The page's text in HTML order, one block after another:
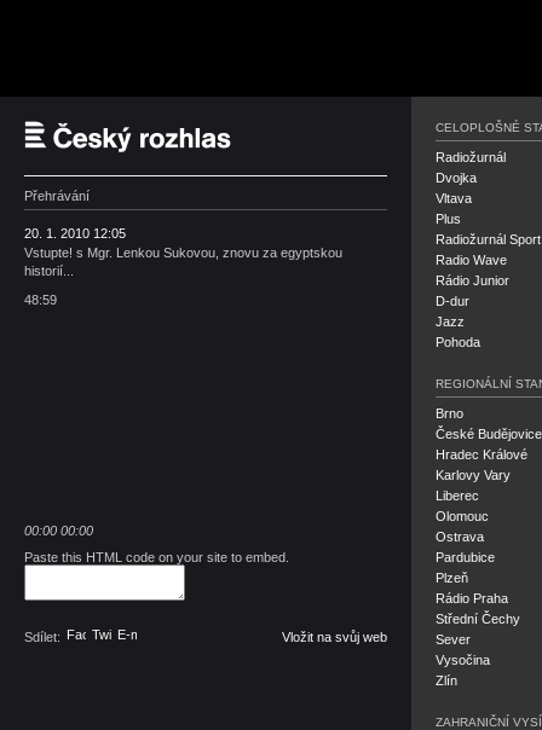
Přehrávání
20. 1. 2010 12:05
Vstupte! s Mgr. Lenkou Sukovou, znovu za egyptskou
historií...
48:59
00:00 00:00
Paste this HTML code on your site to embed.
Sdílet: Facebook
TwitterE-mail Vložit na svůj web
CELOPLOŠNÉ
Radiožurnál
Dvojka
Vltava
Plus
Radiožurnál Sport
Radio Wave
Rádio Junior
D-dur
Jazz
Pohoda
REGIONÁLNÍ
Brno
České Budějovice
Hradec Králové
Karlovy Vary
Liberec
Olomouc
Ostrava
Pardubice
Plzeň
Rádio Praha
Střední Čechy
Sever
Vysočina
Zlín
ZAHRANIČNÍ